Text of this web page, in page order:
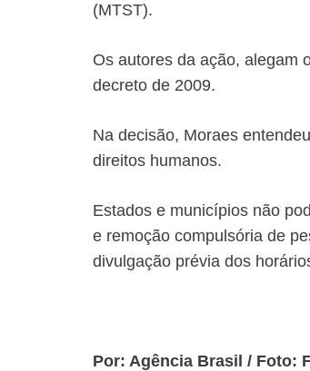
(MTST).
Os autores da ação, alegam
decreto de 2009.
Na decisão, Moraes
direitos humanos.
Estados e municípios não
e remoção compulsória de
divulgação prévia dos
Por: Agência Brasil / Foto: